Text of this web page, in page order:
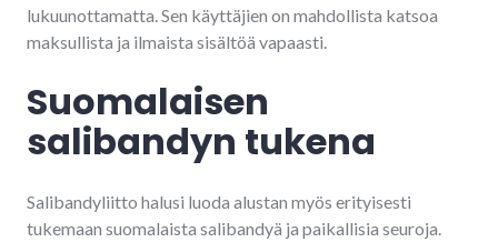
lukuunottamatta. Sen käyttäjien on mahdollista katsoa
maksullista ja ilmaista sisältöä vapaasti.
Suomalaisen
salibandyn tukena
Salibandyliitto halusi luoda alustan myös erityisesti
tukemaan suomalaista salibandyä ja paikallisia seuroja.